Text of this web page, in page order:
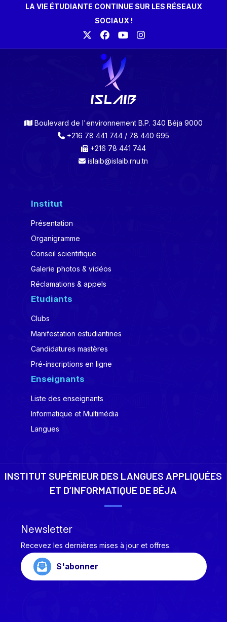
LA VIE ÉTUDIANTE CONTINUE SUR LES RÉSEAUX
SOCIAUX !
Boulevard de l'environnement B.P. 340 Béja 9000
+216 78 441 744 / 78 440 695
+216 78 441 744
islaib@islaib.rnu.tn
Institut
Présentation
Organigramme
Conseil scientifique
Galerie photos & vidéos
Réclamations & appels
Etudiants
Clubs
Manifestation estudiantines
Candidatures mastères
Pré-inscriptions en ligne
Enseignants
Liste des enseignants
Informatique et Multimédia
Langues
INSTITUT SUPÉRIEUR DES LANGUES APPLIQUÉES
ET D’INFORMATIQUE DE BÉJA
Newsletter
Recevez les dernières mises à jour et offres.
S'abonner